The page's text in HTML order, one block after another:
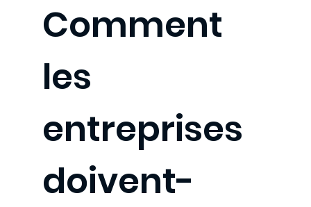
Comment
les
entreprises
doivent-